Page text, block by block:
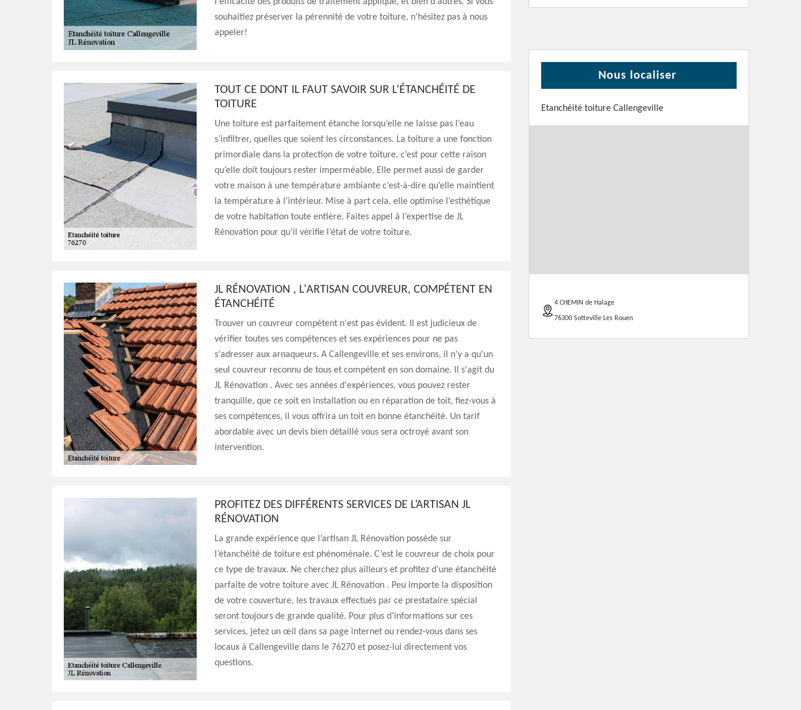
souhaitiez préserver la pérennité de votre toiture, n'hésitez pas à nous
appeler!
TOUT CE DONT IL FAUT SAVOIR SUR L’ÉTANCHÉITÉ DE
TOITURE
Une toiture est parfaitement étanche lorsqu’elle ne laisse pas l’eau
s’infiltrer, quelles que soient les circonstances. La toiture a une fonction
primordiale dans la protection de votre toiture, c’est pour cette raison
qu’elle doit toujours rester imperméable. Elle permet aussi de garder
votre maison à une température ambiante c’est-à-dire qu’elle maintient
la température à l’intérieur. Mise à part cela, elle optimise l’esthétique
de votre habitation toute entière. Faites appel à l’expertise de JL
Rénovation pour qu’il vérifie l’état de votre toiture.
JL RÉNOVATION , L'ARTISAN COUVREUR, COMPÉTENT EN
ÉTANCHÉITÉ
Trouver un couvreur compétent n'est pas évident. Il est judicieux de
vérifier toutes ses compétences et ses expériences pour ne pas
s'adresser aux arnaqueurs. A Callengeville et ses environs, il n'y a qu'un
seul couvreur reconnu de tous et compétent en son domaine. Il s'agit du
JL Rénovation . Avec ses années d'expériences, vous pouvez rester
tranquille, que ce soit en installation ou en réparation de toit, fiez-vous à
ses compétences, il vous offrira un toit en bonne étanchéité. Un tarif
abordable avec un devis bien détaillé vous sera octroyé avant son
intervention.
PROFITEZ DES DIFFÉRENTS SERVICES DE L’ARTISAN JL
RÉNOVATION
La grande expérience que l’artisan JL Rénovation possède sur
l’étanchéité de toiture est phénoménale. C’est le couvreur de choix pour
ce type de travaux. Ne cherchez plus ailleurs et profitez d’une étanchéité
parfaite de votre toiture avec JL Rénovation . Peu importe la disposition
de votre couverture, les travaux effectués par ce prestataire spécial
seront toujours de grande qualité. Pour plus d’informations sur ces
services, jetez un œil dans sa page internet ou rendez-vous dans ses
locaux à Callengeville dans le 76270 et posez-lui directement vos
questions.
Nous localiser
Etanchéité toiture Callengeville
4 CHEMIN de Halage
76300 Sotteville Les Rouen